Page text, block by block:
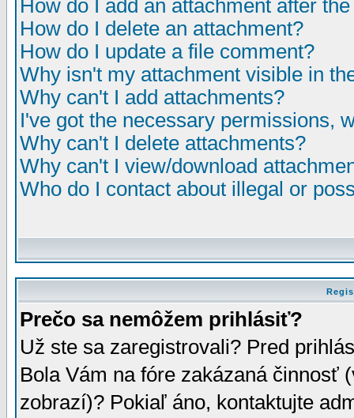
How do I add an attachment after
How do I delete an attachment?
How do I update a file comment?
Why isn't my attachment visible in
Why can't I add attachments?
I've got the necessary permissions,
Why can't I delete attachments?
Why can't I view/download
Who do I contact about illegal or
Prečo sa nemôžem prihlásiť?
Už ste sa zaregistrovali? Pred
Bola Vám na fóre zakázaná činnosť
zobrazí)? Pokiaľ áno, kontaktujte